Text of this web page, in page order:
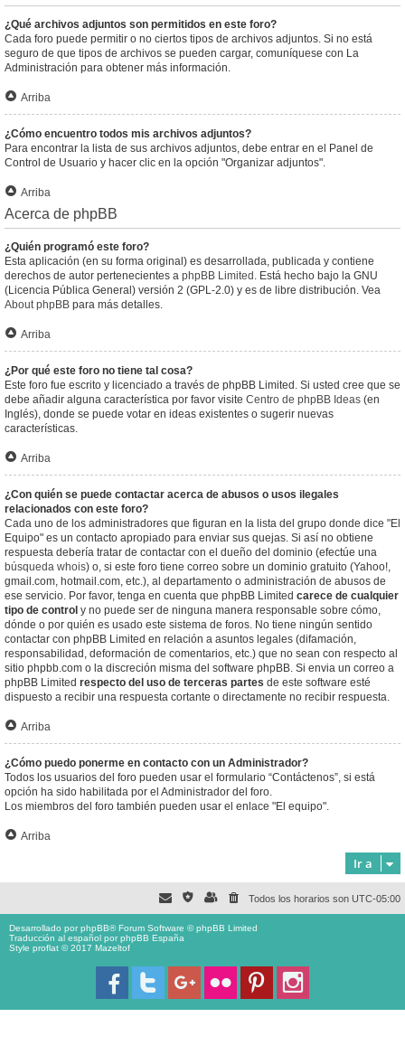
¿Qué archivos adjuntos son permitidos en este foro?
Cada foro puede permitir o no ciertos tipos de archivos adjuntos. Si no está
seguro de que tipos de archivos se pueden cargar, comuníquese con La
Administración para obtener más información.
Arriba
¿Cómo encuentro todos mis archivos adjuntos?
Para encontrar la lista de sus archivos adjuntos, debe entrar en el Panel de
Control de Usuario y hacer clic en la opción "Organizar adjuntos".
Arriba
Acerca de phpBB
¿Quién programó este foro?
Esta aplicación (en su forma original) es desarrollada, publicada y contiene
derechos de autor pertenecientes a phpBB Limited . Está hecho bajo la GNU
(Licencia Pública General) versión 2 (GPL-2.0) y es de libre distribución. Vea
About phpBB para más detalles.
Arriba
¿Por qué este foro no tiene tal cosa?
Este foro fue escrito y licenciado a través de phpBB Limited. Si usted cree que se
debe añadir alguna característica por favor visite Centro de phpBB Ideas (en
Inglés), donde se puede votar en ideas existentes o sugerir nuevas
características.
Arriba
¿Con quién se puede contactar acerca de abusos o usos ilegales
relacionados con este foro?
Cada uno de los administradores que figuran en la lista del grupo donde dice "El
Equipo" es un contacto apropiado para enviar sus quejas. Si así no obtiene
respuesta debería tratar de contactar con el dueño del dominio (efectúe una
búsqueda whois) o, si este foro tiene correo sobre un dominio gratuito (Yahoo!,
gmail.com, hotmail.com, etc.), al departamento o administración de abusos de
ese servicio. Por favor, tenga en cuenta que phpBB Limited carece de cualquier
tipo de control y no puede ser de ninguna manera responsable sobre cómo,
dónde o por quién es usado este sistema de foros. No tiene ningún sentido
contactar con phpBB Limited en relación a asuntos legales (difamación,
responsabilidad, deformación de comentarios, etc.) que no sean con respecto al
sitio phpbb.com o la discreción misma del software phpBB. Si envia un correo a
phpBB Limited respecto del uso de terceras partes de este software esté
dispuesto a recibir una respuesta cortante o directamente no recibir respuesta.
Arriba
¿Cómo puedo ponerme en contacto con un Administrador?
Todos los usuarios del foro pueden usar el formulario “Contáctenos”, si está
opción ha sido habilitada por el Administrador del foro.
Los miembros del foro también pueden usar el enlace "El equipo".
Arriba
Ir a
Todos los horarios son UTC-05:00
Desarrollado porphpBB® Forum Software © phpBB Limited
Traducción al español porphpBB España
Style proflat © 2017 Mazeltof